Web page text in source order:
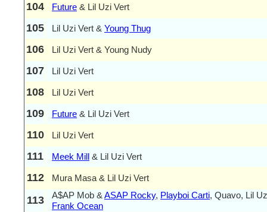
104 Future & Lil Uzi Vert
105 Lil Uzi Vert & Young Thug
106 Lil Uzi Vert & Young Nudy
107 Lil Uzi Vert
108 Lil Uzi Vert
109 Future & Lil Uzi Vert
110 Lil Uzi Vert
111 Meek Mill & Lil Uzi Vert
112 Mura Masa & Lil Uzi Vert
113 A$AP Mob & ASAP Rocky, Playboi Carti, Quavo, Lil
Frank Ocean